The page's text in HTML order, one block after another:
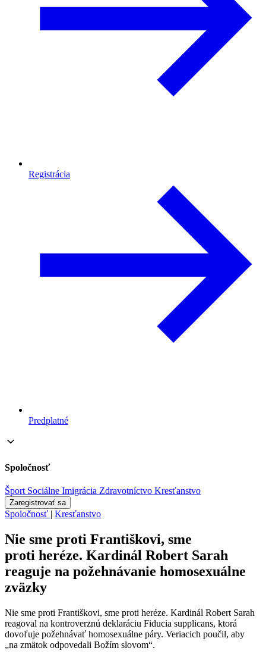
Registrácia
Predplatné
Spoločnosť
Šport Sociálne Imigrácia Zdravotníctvo Kresťanstvo
Zaregistrovať sa
Spoločnosť | Kresťanstvo
Nie sme proti Františkovi, sme
proti heréze. Kardinál Robert Sarah
reaguje na požehnávanie homosexuálne
zväzky
Nie sme proti Františkovi, sme proti heréze. Kardinál Robert Sarah
reagoval na kontroverznú deklaráciu Fiducia supplicans, ktorá
dovoľuje požehnávať homosexuálne páry. Veriacich poučil, aby
„na zmätok odpovedali Božím slovom“.